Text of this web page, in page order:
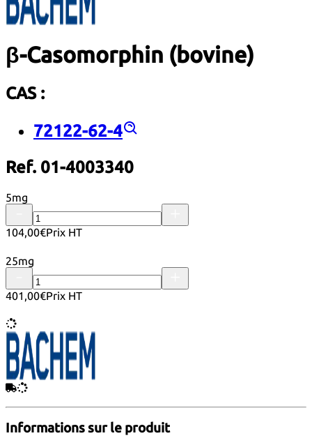
β-Casomorphin (bovine)
CAS :
72122-62-4
Ref. 01-4003340
5mg
104,00€Prix HT
25mg
401,00€Prix HT
Informations sur le produit